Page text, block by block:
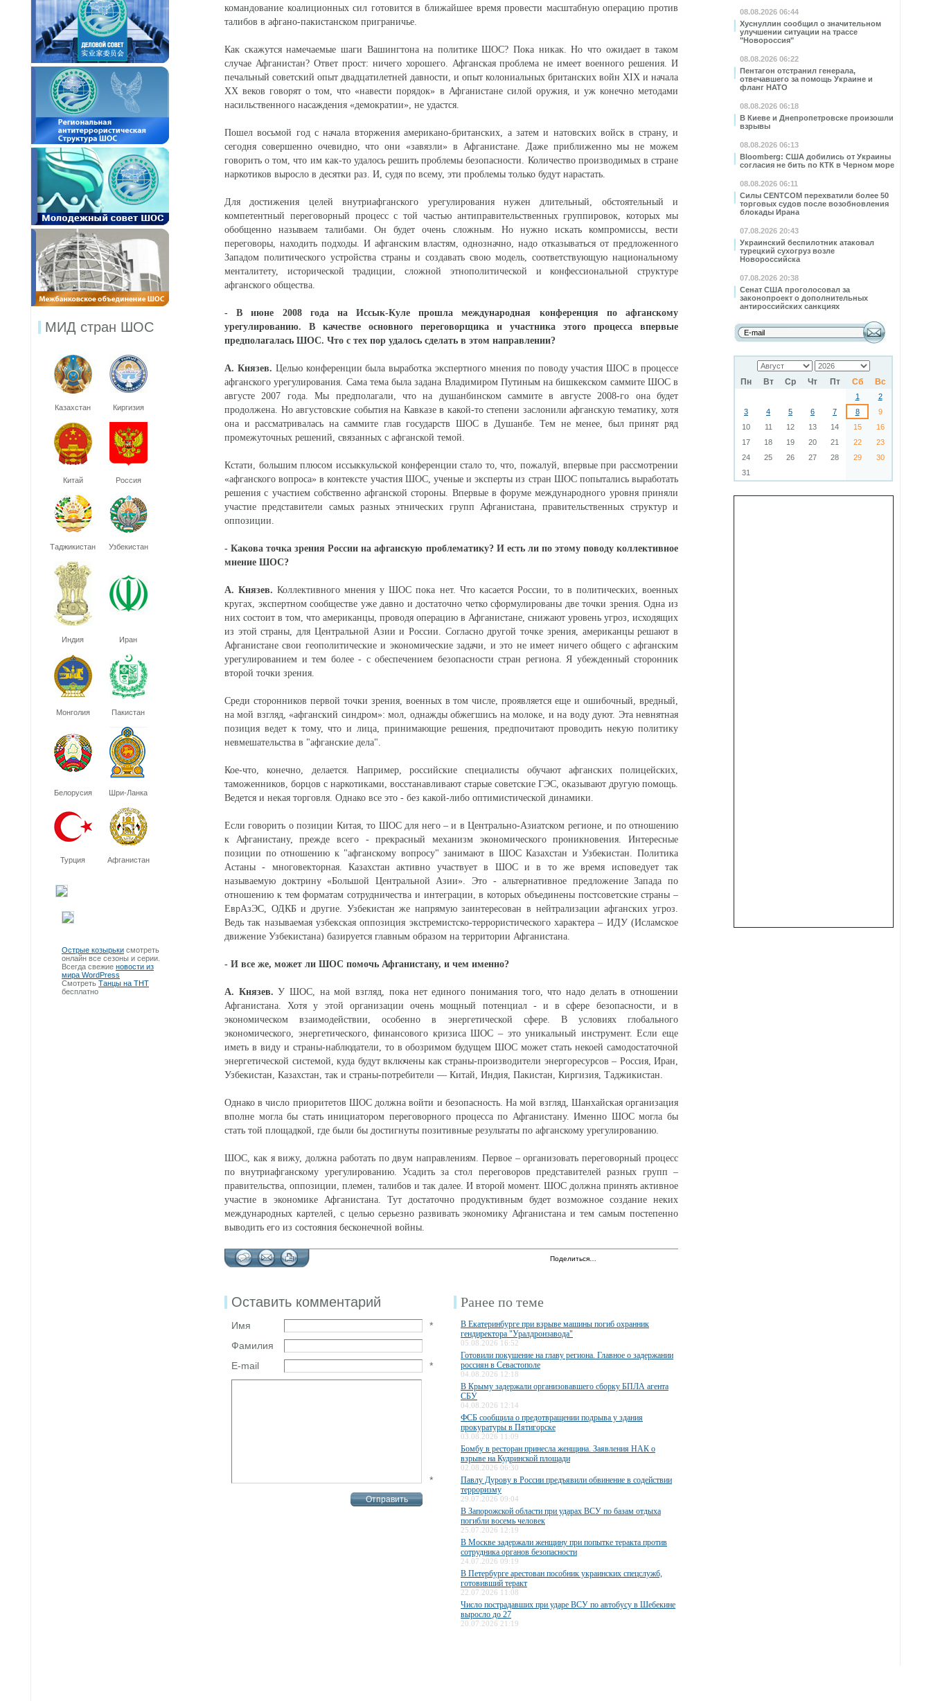
08.08.2026 06:44
Хуснуллин сообщил о значительном
улучшении ситуации на трассе
"Новороссия"
08.08.2026 06:22
Пентагон отстранил генерала,
отвечавшего за помощь Украине и
фланг НАТО
08.08.2026 06:18
В Киеве и Днепропетровске произошли
взрывы
08.08.2026 06:13
Bloomberg: США добились от Украины
согласия не бить по КТК в Черном море
08.08.2026 06:11
Силы CENTCOM перехватили более 50
торговых судов после возобновления
блокады Ирана
07.08.2026 20:43
Украинский беспилотник атаковал
турецкий сухогруз возле
Новороссийска
07.08.2026 20:38
Сенат США проголосовал за
законопроект о дополнительных
антироссийских санкциях
Пн Вт Ср Чт Пт Сб Вс
1
2
3
4 5 6 7 8
9
10
11 12 13 14 15
16
17
18 19 20 21 22
23
24
25 26 27 28 29
30
31
МИД стран ШОС
Казахстан Киргизия
Китай Россия
Таджикистан Узбекистан
Индия Иран
Монголия Пакистан
Белорусия Шри-Ланка
Турция Афганистан
Острые козырьки смотреть
онлайн все сезоны и серии.
Всегда свежие новости из
мира WordPress
Смотреть Танцы на ТНТ
бесплатно
командование коалиционных сил готовится в ближайшее время провести масштабную операцию против
талибов в афгано-пакистанском приграничье.
Как скажутся намечаемые шаги Вашингтона на политике ШОС? Пока никак. Но что ожидает в таком
случае Афганистан? Ответ прост: ничего хорошего. Афганская проблема не имеет военного решения. И
печальный советский опыт двадцатилетней давности, и опыт колониальных британских войн XIX и начала
XX веков говорят о том, что «навести порядок» в Афганистане силой оружия, и уж конечно методами
насильственного насаждения «демократии», не удастся.
Пошел восьмой год с начала вторжения американо-британских, а затем и натовских войск в страну, и
сегодня совершенно очевидно, что они «завязли» в Афганистане. Даже приближенно мы не можем
говорить о том, что им как-то удалось решить проблемы безопасности. Количество производимых в стране
наркотиков выросло в десятки раз. И, судя по всему, эти проблемы только будут нарастать.
Для достижения целей внутриафганского урегулирования нужен длительный, обстоятельный и
компетентный переговорный процесс с той частью антиправительственных группировок, которых мы
обобщенно называем талибами. Он будет очень сложным. Но нужно искать компромиссы, вести
переговоры, находить подходы. И афганским властям, однозначно, надо отказываться от предложенного
Западом политического устройства страны и создавать свою модель, соответствующую национальному
менталитету, исторической традиции, сложной этнополитической и конфессиональной структуре
афганского общества.
- В июне 2008 года на Иссык-Куле прошла международная конференция по афганскому
урегулированию. В качестве основного переговорщика и участника этого процесса впервые
предполагалась ШОС. Что с тех пор удалось сделать в этом направлении?
А. Князев. Целью конференции была выработка экспертного мнения по поводу участия ШОС в процессе
афганского урегулирования. Сама тема была задана Владимиром Путиным на бишкекском саммите ШОС в
августе 2007 года. Мы предполагали, что на душанбинском саммите в августе 2008-го она будет
продолжена. Но августовские события на Кавказе в какой-то степени заслонили афганскую тематику, хотя
она и рассматривалась на саммите глав государств ШОС в Душанбе. Тем не менее, был принят ряд
промежуточных решений, связанных с афганской темой.
Кстати, большим плюсом иссыккульской конференции стало то, что, пожалуй, впервые при рассмотрении
«афганского вопроса» в контексте участия ШОС, ученые и эксперты из стран ШОС попытались выработать
решения с участием собственно афганской стороны. Впервые в форуме международного уровня приняли
участие представители самых разных этнических групп Афганистана, правительственных структур и
оппозиции.
- Какова точка зрения России на афганскую проблематику? И есть ли по этому поводу коллективное
мнение ШОС?
А. Князев. Коллективного мнения у ШОС пока нет. Что касается России, то в политических, военных
кругах, экспертном сообществе уже давно и достаточно четко сформулированы две точки зрения. Одна из
них состоит в том, что американцы, проводя операцию в Афганистане, снижают уровень угроз, исходящих
из этой страны, для Центральной Азии и России. Согласно другой точке зрения, американцы решают в
Афганистане свои геополитические и экономические задачи, и это не имеет ничего общего с афганским
урегулированием и тем более - с обеспечением безопасности стран региона. Я убежденный сторонник
второй точки зрения.
Среди сторонников первой точки зрения, военных в том числе, проявляется еще и ошибочный, вредный,
на мой взгляд, «афганский синдром»: мол, однажды обжегшись на молоке, и на воду дуют. Эта невнятная
позиция ведет к тому, что и лица, принимающие решения, предпочитают проводить некую политику
невмешательства в "афганские дела".
Кое-что, конечно, делается. Например, российские специалисты обучают афганских полицейских,
таможенников, борцов с наркотиками, восстанавливают старые советские ГЭС, оказывают другую помощь.
Ведется и некая торговля. Однако все это - без какой-либо оптимистической динамики.
Если говорить о позиции Китая, то ШОС для него – и в Центрально-Азиатском регионе, и по отношению
к Афганистану, прежде всего - прекрасный механизм экономического проникновения. Интересные
позиции по отношению к "афганскому вопросу" занимают в ШОС Казахстан и Узбекистан. Политика
Астаны - многовекторная. Казахстан активно участвует в ШОС и в то же время исповедует так
называемую доктрину «Большой Центральной Азии». Это - альтернативное предложение Запада по
отношению к тем форматам сотрудничества и интеграции, в которых объединены постсоветские страны –
ЕврАзЭС, ОДКБ и другие. Узбекистан же напрямую заинтересован в нейтрализации афганских угроз.
Ведь так называемая узбекская оппозиция экстремистско-террористического характера – ИДУ (Исламское
движение Узбекистана) базируется главным образом на территории Афганистана.
- И все же, может ли ШОС помочь Афганистану, и чем именно?
А. Князев. У ШОС, на мой взгляд, пока нет единого понимания того, что надо делать в отношении
Афганистана. Хотя у этой организации очень мощный потенциал - и в сфере безопасности, и в
экономическом взаимодействии, особенно в энергетической сфере. В условиях глобального
экономического, энергетического, финансового кризиса ШОС – это уникальный инструмент. Если еще
иметь в виду и страны-наблюдатели, то в обозримом будущем ШОС может стать некоей самодостаточной
энергетической системой, куда будут включены как страны-производители энергоресурсов – Россия, Иран,
Узбекистан, Казахстан, так и страны-потребители — Китай, Индия, Пакистан, Киргизия, Таджикистан.
Однако в число приоритетов ШОС должна войти и безопасность. На мой взгляд, Шанхайская организация
вполне могла бы стать инициатором переговорного процесса по Афганистану. Именно ШОС могла бы
стать той площадкой, где были бы достигнуты позитивные результаты по афганскому урегулированию.
ШОС, как я вижу, должна работать по двум направлениям. Первое – организовать переговорный процесс
по внутриафганскому урегулированию. Усадить за стол переговоров представителей разных групп –
правительства, оппозиции, племен, талибов и так далее. И второй момент. ШОС должна принять активное
участие в экономике Афганистана. Тут достаточно продуктивным будет возможное создание неких
международных картелей, с целью серьезно развивать экономику Афганистана и тем самым постепенно
выводить его из состояния бесконечной войны.
Поделиться…
Оставить комментарий
Имя
*
Фамилия
E-mail
*
*
Ранее по теме
В Екатеринбурге при взрыве машины погиб охранник
гендиректора "Уралдронзавода"
05.08.2026 16:52
Готовили покушение на главу региона. Главное о задержании
россиян в Севастополе
04.08.2026 12:18
В Крыму задержали организовавшего сборку БПЛА агента
СБУ
04.08.2026 12:14
ФСБ сообщила о предотвращении подрыва у здания
прокуратуры в Пятигорске
03.08.2026 11:09
Бомбу в ресторан принесла женщина. Заявления НАК о
взрыве на Кудринской площади
02.08.2026 06:30
Павлу Дурову в России предъявили обвинение в содействии
терроризму
29.07.2026 09:04
В Запорожской области при ударах ВСУ по базам отдыха
погибли восемь человек
25.07.2026 12:19
В Москве задержали женщину при попытке теракта против
сотрудника органов безопасности
24.07.2026 09:19
В Петербурге арестован пособник украинских спецслужб,
готовивший теракт
22.07.2026 11:08
Число пострадавших при ударе ВСУ по автобусу в Шебекине
выросло до 27
20.07.2026 21:19